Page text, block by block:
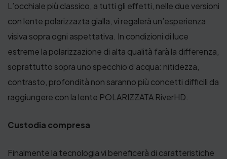
L’occhiale più classico, a tutti gli effetti, nelle due versioni
con lente polarizzazta gialla, vi regalerà un’esperienza
visiva sopra ogni aspettativa. In condizioni di luce
estreme la polarizzazione di alta qualità farà la differenza,
soprattutto sopra uno specchio d’acqua: nitidezza,
contrasto, profondità non saranno più concetti difficili da
raggiungere con la lente POLARIZZATA RiverHD.
Custodia compresa
Finalmente la tecnologia vi beneficerà di caratteristiche